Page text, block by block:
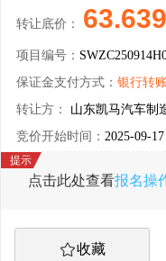
转让底价：
项目编号：
保证金支付方式： 银行转账
转让方： 山东凯马汽车制
竞价开始时间： 2025-09-
点击此处查看报名操
收藏